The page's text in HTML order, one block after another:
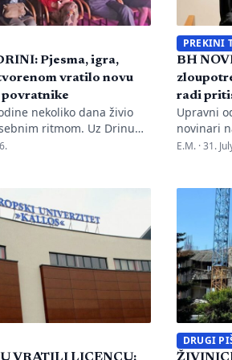
Pjesma, igra,
vratilo novu
povratnike
nekoliko dana živio
ritmom. Uz Drinu
tradicija, gluma i ljudi,
na plakatu, one su način
vlastitu priču. U
nije samo […]
PREKINI
BH
radi
Upravni
novinari
advokata
Marka
Rudić.
prijava i
E.M. ·31.
DRUGI